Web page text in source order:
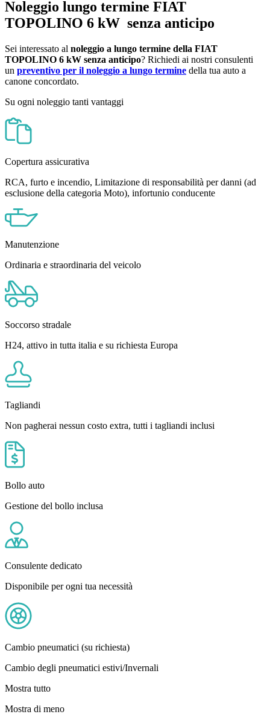
Noleggio lungo termine FIAT
TOPOLINO 6 kW senza anticipo
Sei interessato al noleggio a lungo termine della FIAT
TOPOLINO 6 kW senza anticipo? Richiedi ai nostri consulenti
un preventivo per il noleggio a lungo termine della tua auto a
canone concordato.
Su ogni noleggio tanti vantaggi
Copertura assicurativa
RCA, furto e incendio, Limitazione di responsabilità per danni (ad
esclusione della categoria Moto), infortunio conducente
Manutenzione
Ordinaria e straordinaria del veicolo
Soccorso stradale
H24, attivo in tutta italia e su richiesta Europa
Tagliandi
Non pagherai nessun costo extra, tutti i tagliandi inclusi
Bollo auto
Gestione del bollo inclusa
Consulente dedicato
Disponibile per ogni tua necessità
Cambio pneumatici (su richiesta)
Cambio degli pneumatici estivi/Invernali
Mostra tutto
Mostra di meno